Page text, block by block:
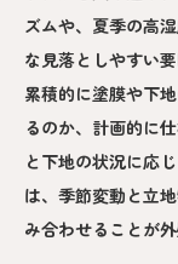
ズムや、夏季の高
な見落としやすい
累積的に塗膜や下
るのか、計画的に
と下地の状況に応
は、季節変動と立
み合わせることが